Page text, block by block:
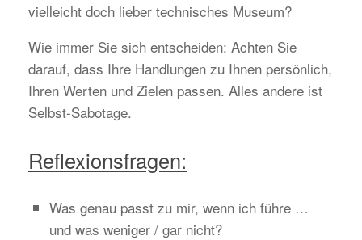
vielleicht doch lieber technisches Museum?
Wie immer Sie sich entscheiden: Achten Sie
darauf, dass Ihre Handlungen zu Ihnen persönlich,
Ihren Werten und Zielen passen. Alles andere ist
Selbst-Sabotage.
Reflexionsfragen:
Was genau passt zu mir, wenn ich führe …
und was weniger / gar nicht?